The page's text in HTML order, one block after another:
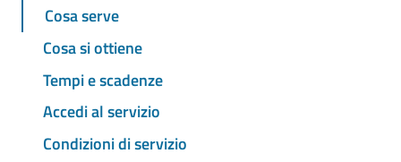
Cosa serve
Cosa si ottiene
Tempi e scadenze
Accedi al servizio
Condizioni di servizio